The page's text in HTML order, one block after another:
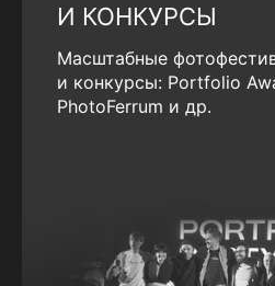
И КОНКУРСЫ
Масштабные
и конкурсы: Portfolio
PhotoFerrum и др.